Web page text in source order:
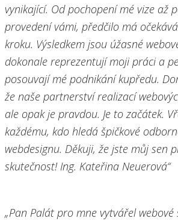
vynikající. Od pochopení mé vize až
provedení vámi, předčilo má
kroku. Výsledkem jsou úžasné
dokonale reprezentují moji práci a
posouvají mé podnikání kupředu.
že naše partnerství realizací
ale opak je pravdou. Je to začátek.
každému, kdo hledá špičkové
webdesignu. Děkuji, že jste můj sen
skutečnost! Ing. Kateřina Neuerová“
„Pan Palát pro mne vytvářel